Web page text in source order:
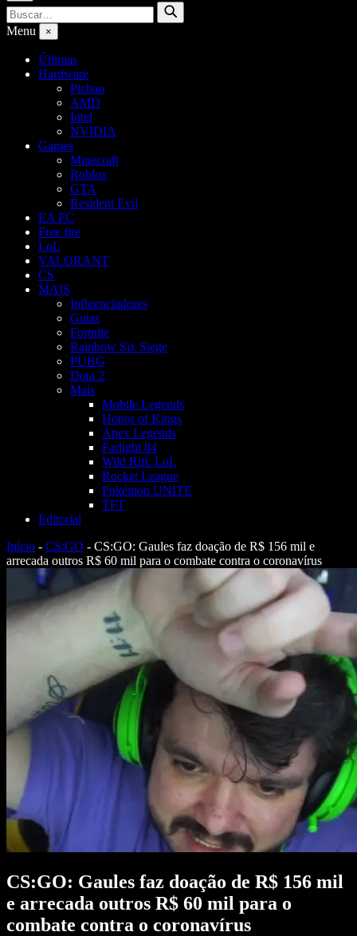
Buscar
por:
Buscar
Menu ×
Últimas
Hardware
Pichau
AMD
Intel
NVIDIA
Games
Minecraft
Roblox
GTA
Resident Evil
EA FC
Free fire
LoL
VALORANT
CS
MAIS
Influenciadores
Guias
Fortnite
Rainbow Six Siege
PUBG
Dota 2
Mais
Mobile Legends
Honor of Kings
Apex Legends
Farlight 84
Wild Rift: LoL
Rocket League
Pokémon UNITE
TFT
Editorial
Início - CS:GO - CS:GO: Gaules faz doação de R$ 156 mil e
arrecada outros R$ 60 mil para o combate contra o coronavírus
CS:GO: Gaules faz doação de R$ 156 mil
e arrecada outros R$ 60 mil para o
combate contra o coronavírus